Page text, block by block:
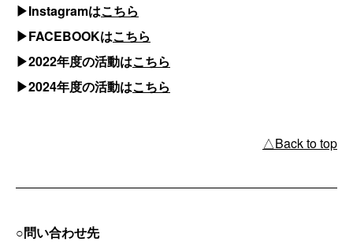
▶︎Instagramはこちら
▶︎FACEBOOKはこちら
▶︎2022年度の活動はこちら
▶︎2024年度の活動はこちら
△Back to top
○問い合わせ先